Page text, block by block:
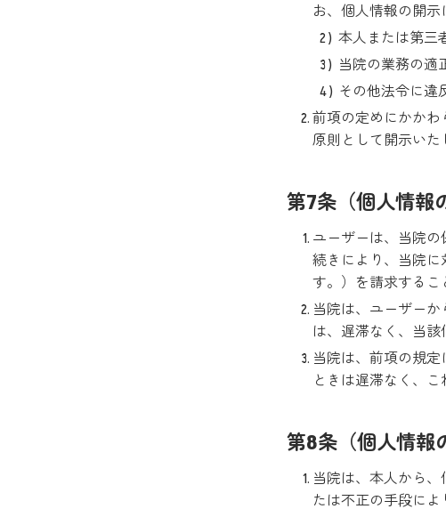
お、個人情報の開示
本人または第三
当院の業務の適
その他法令に違
前項の定めにかかわ
原則として開示いた
第7条（個人情報
ユーザーは、当院
続きにより、当院
す。）を請求するこ
当院は、ユーザー
は、遅滞なく、当該
当院は、前項の規
ときは遅滞なく、こ
第8条（個人情報
当院は、本人から
たは不正の手段に